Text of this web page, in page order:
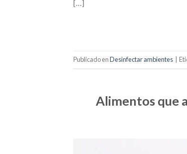
[…]
Publicado enDesinfectar ambientes
Alimentos que